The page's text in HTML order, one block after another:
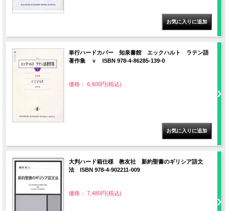
単行ハードカバー 知泉書館 エックハルト ラテン語
著作集 ｖ ISBN 978-4-86285-139-0
価格： 6,600円(税込)
大判ハード箱仕様 教友社 新約聖書のギリシア語文
法 ISBN 978-4-902211-009
価格： 7,480円(税込)